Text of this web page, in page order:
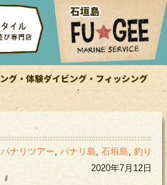
パナリツアー, パナリ島, 石垣島, 釣り
2020年7月12日